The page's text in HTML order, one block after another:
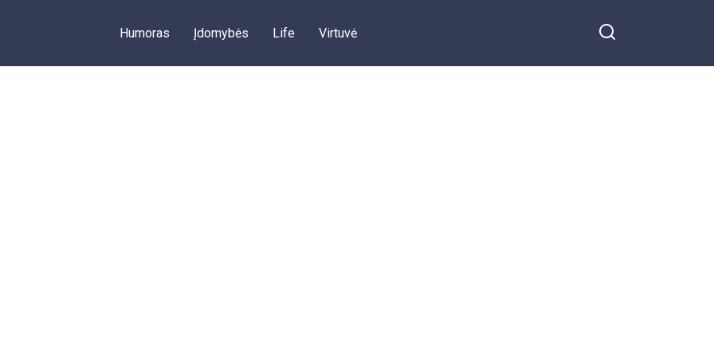
Humoras Įdomybės Life Virtuvė